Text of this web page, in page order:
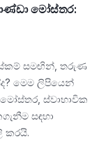
මෝස්තර:
සමඟින්, තරුණ
මෙම ලිපියෙන්
ස්වාභාවික
සඳහා
කරයි.